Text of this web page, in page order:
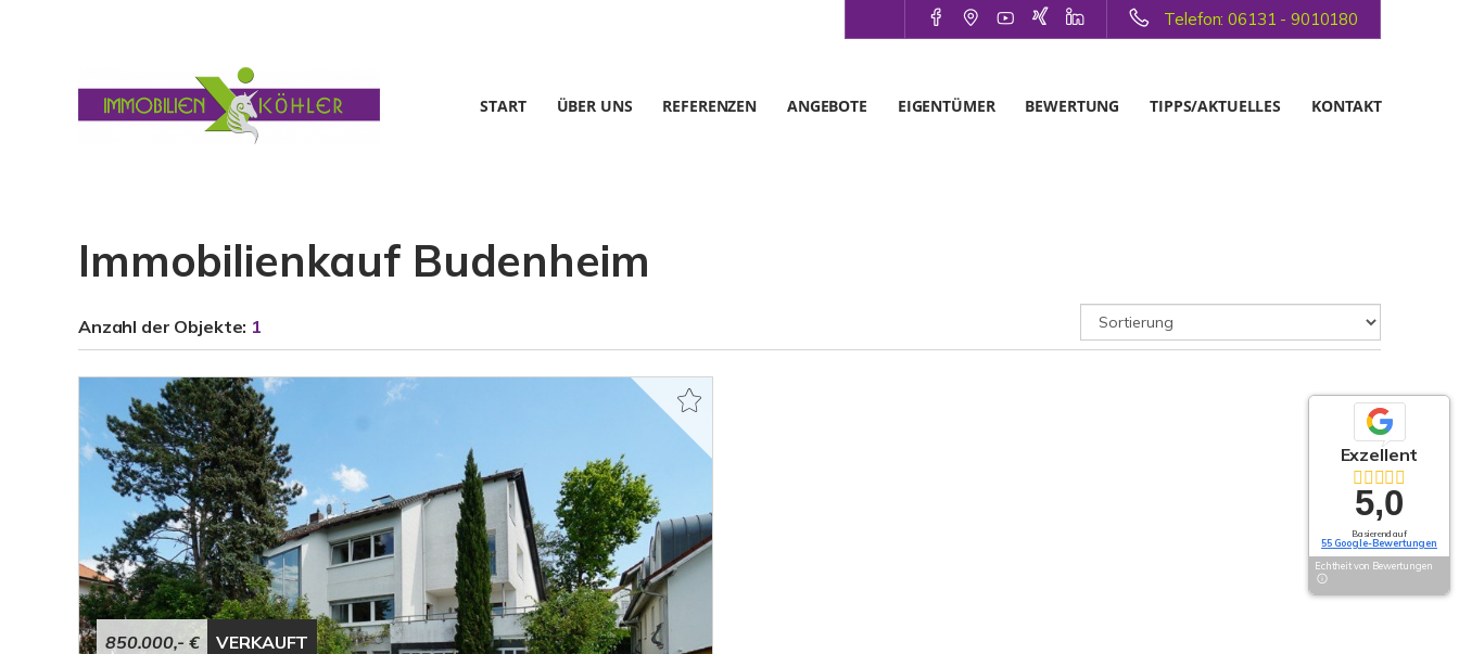
Telefon: 06131 - 9010180
START ÜBER UNS REFERENZEN ANGEBOTE EIGENTÜMER BEWERTUNG TIPPS/AKTUELLES KONTAKT
Immobilienkauf Budenheim
Anzahl der Objekte: 1
850.000,- € VERKAUFT
Exzellent
5,0
Basierend auf
55 Google-Bewertungen
Echtheit von Bewertungen